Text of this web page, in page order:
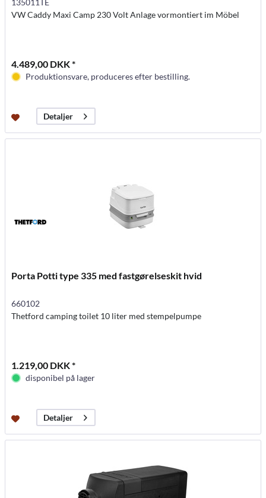
135011TE
VW Caddy Maxi Camp 230 Volt Anlage vormontiert im Möbel
4.489,00 DKK *
Produktionsvare, produceres efter bestilling.
Detaljer
Porta Potti type 335 med fastgørelseskit hvid
660102
Thetford camping toilet 10 liter med stempelpumpe
1.219,00 DKK *
disponibel på lager
Detaljer